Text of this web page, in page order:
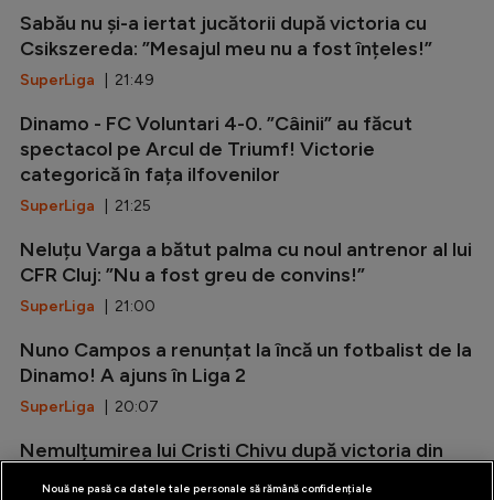
Sabău nu și-a iertat jucătorii după victoria cu
Csikszereda: ”Mesajul meu nu a fost înțeles!”
SuperLiga | 21:49
Dinamo - FC Voluntari 4-0. ”Câinii” au făcut
spectacol pe Arcul de Triumf! Victorie
categorică în fața ilfovenilor
SuperLiga | 21:25
Neluțu Varga a bătut palma cu noul antrenor al lui
CFR Cluj: ”Nu a fost greu de convins!”
SuperLiga | 21:00
Nuno Campos a renunțat la încă un fotbalist de la
Dinamo! A ajuns în Liga 2
SuperLiga | 20:07
Nemulțumirea lui Cristi Chivu după victoria din
Nouă ne pasă ca datele tale personale să rămână confidențiale